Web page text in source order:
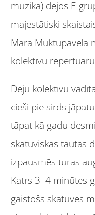
mūzika) dejos E
majestātiski
Māra Muktupāvela
kolektīvu
Deju kolektīvu
cieši pie sirds
tāpat kā gadu
skatuviskās tautas
izpausmēs turas
Katrs 3–4 minūtes
gaistošs skatuves